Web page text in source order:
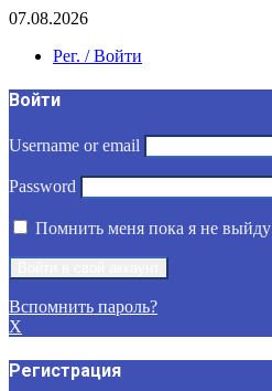
07.08.2026
Рег. / Войти
Войти
Username or email
Password
Помнить меня пока я не выйду
Вспомнить пароль?
X
Регистрация